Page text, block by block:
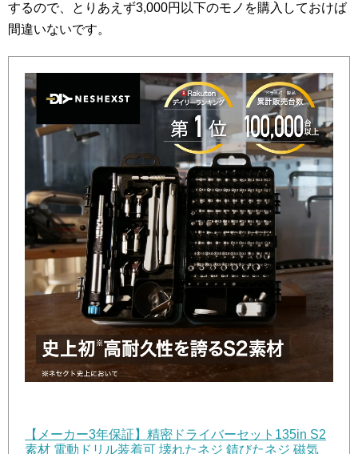
するので、とりあえず3,000円以下のモノを購入しておけば
間違いないです。
【メーカー3年保証】精密ドライバーセット135in S2
素材 電動ドリル装着可 壊れたネジ 錆びたネジ 磁気